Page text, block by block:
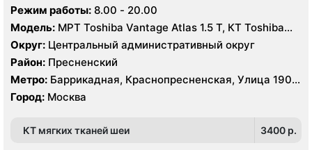
Режим работы: 8.00 - 20.00
Модель: МРТ Toshiba Vantage Atlas 1.5 Т, КТ Toshiba
Aquilion 64, УЗИ GE Logiq 7
Округ: Центральный административный округ
Район: Пресненский
Метро: Баррикадная, Краснопресненская, Улица 1905
года
Город: Москва
КТ мягких тканей шеи 3400 p.